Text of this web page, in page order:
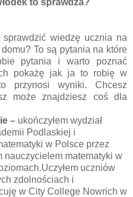
sprawdzić wiedzę ucznia na
To są pytania na które
pytania i warto poznać
pokażę jak ja to robię w
przynosi wyniki. Chcesz
może znajdziesz coś dla
– ukończyłem wydział
Podlaskiej i
w Polsce przez
nauczycielem matematyki w
uczniów
zdolnościach i
w City College Nowrich w